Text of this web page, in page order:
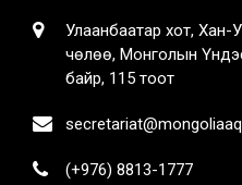
Улаанбаатар хот, Хан-
чөлөө, Монголын
байр, 115 тоот
(+976) 8813-1777